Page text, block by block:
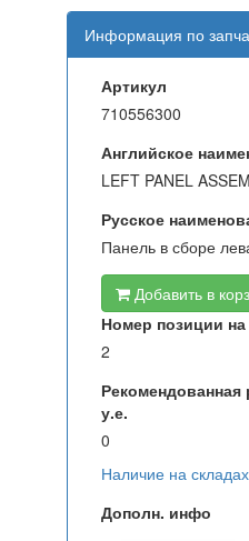
Информация по
Артикул
710556300
Английское
LEFT PANEL
Русское
Панель в сборе
Добавить в
Номер позиции на
2
Рекомендованная
у.е.
0
Наличие на
Дополн. инфо